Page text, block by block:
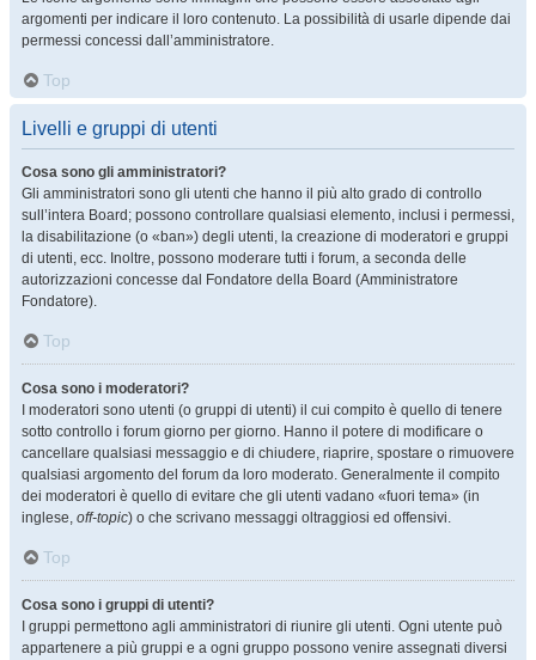
argomenti per indicare il loro contenuto. La possibilità di usarle dipende dai
permessi concessi dall’amministratore.
Top
Livelli e gruppi di utenti
Cosa sono gli amministratori?
Gli amministratori sono gli utenti che hanno il più alto grado di controllo
sull’intera Board; possono controllare qualsiasi elemento, inclusi i permessi,
la disabilitazione (o «ban») degli utenti, la creazione di moderatori e gruppi
di utenti, ecc. Inoltre, possono moderare tutti i forum, a seconda delle
autorizzazioni concesse dal Fondatore della Board (Amministratore
Fondatore).
Top
Cosa sono i moderatori?
I moderatori sono utenti (o gruppi di utenti) il cui compito è quello di tenere
sotto controllo i forum giorno per giorno. Hanno il potere di modificare o
cancellare qualsiasi messaggio e di chiudere, riaprire, spostare o rimuovere
qualsiasi argomento del forum da loro moderato. Generalmente il compito
dei moderatori è quello di evitare che gli utenti vadano «fuori tema» (in
inglese, off-topic) o che scrivano messaggi oltraggiosi ed offensivi.
Top
Cosa sono i gruppi di utenti?
I gruppi permettono agli amministratori di riunire gli utenti. Ogni utente può
appartenere a più gruppi e a ogni gruppo possono venire assegnati diversi